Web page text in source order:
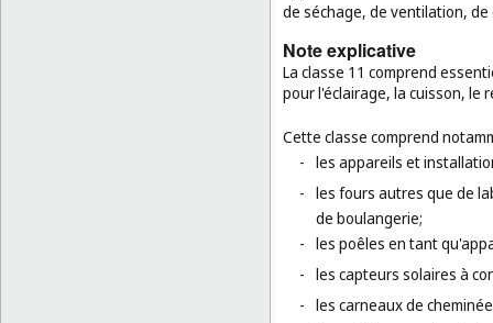
de séchage, de ventilation,
Note explicative
La classe 11 comprend
pour l'éclairage, la cuisson, le
Cette classe comprend
- les appareils et
- les fours autres que de
de boulangerie;
- les poêles en tant
- les capteurs solaires à
- les carneaux de